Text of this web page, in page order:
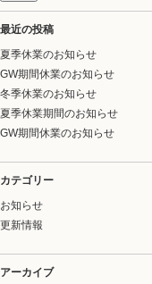
最近の投稿
夏季休業のお知らせ
GW期間休業のお知らせ
冬季休業のお知らせ
夏季休業期間のお知らせ
GW期間休業のお知らせ
カテゴリー
お知らせ
更新情報
アーカイブ